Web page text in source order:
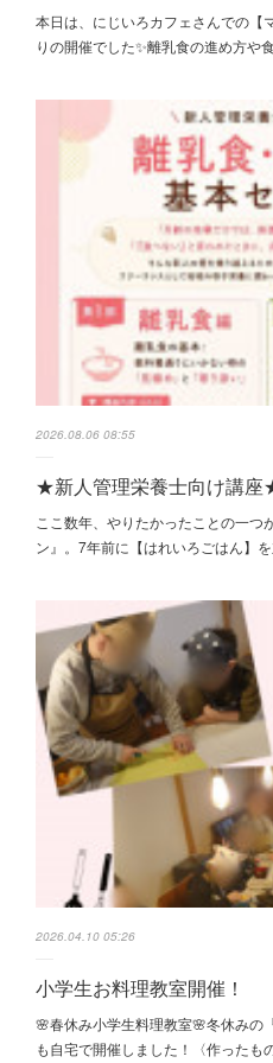
本日は、にじいろカフェさんでの【
りの開催でした✨離乳食の進め方
2026.08.06 08:55
★新人管理栄養士向け講
ここ数年、やりたかったことの一つ
ン』。7年前に【はれいろごはん】
2026.04.10 05:26
小学生お料理教室開催！
🌸春休み小学生料理教室🌸冬休みの
も自宅で開催しました！〈作った